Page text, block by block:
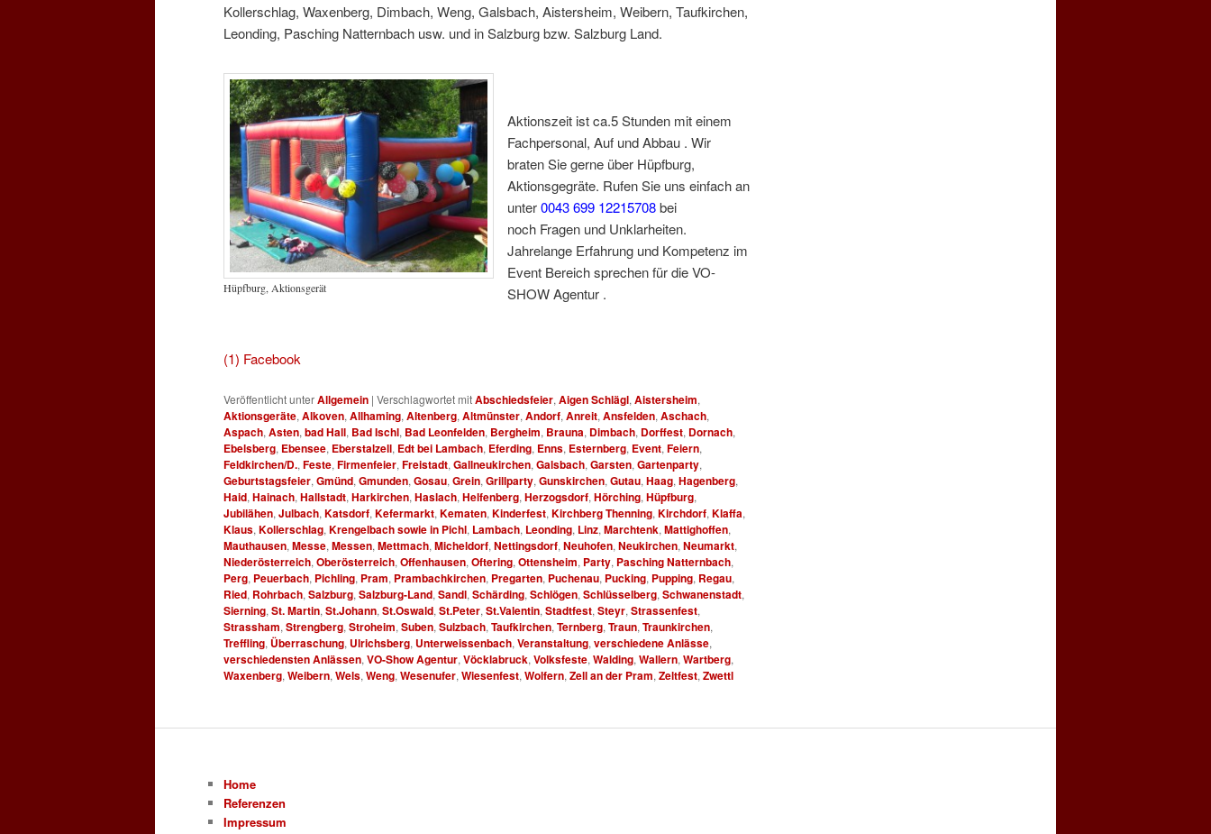
Kollerschlag, Waxenberg, Dimbach, Weng, Galsbach, Aistersheim, Weibern, Taufkirchen,
Leonding, Pasching Natternbach usw. und in Salzburg bzw. Salzburg Land.
Hüpfburg, Aktionsgerät
Aktionszeit ist ca.5 Stunden mit einem
Fachpersonal, Auf und Abbau . Wir
braten Sie gerne über Hüpfburg,
Aktionsgegräte. Rufen Sie uns einfach an
unter0043 699 12215708bei
noch Fragen und Unklarheiten.
Jahrelange Erfahrung und Kompetenz im
Event Bereich sprechen für die VO-
SHOW Agentur .
(1) Facebook
Veröffentlicht unterAllgemein | Verschlagwortet mitAbschiedsfeier, Aigen Schlägl, Aistersheim,
Aktionsgeräte, Alkoven, Allhaming, Altenberg, Altmünster, Andorf, Anreit, Ansfelden, Aschach,
Aspach, Asten, bad Hall, Bad Ischl, Bad Leonfelden, Bergheim, Brauna, Dimbach, Dorffest, Dornach,
Ebelsberg, Ebensee, Eberstalzell, Edt bei Lambach, Eferding, Enns, Esternberg, Event, Feiern,
Feldkirchen/D., Feste, Firmenfeier, Freistadt, Gallneukirchen, Galsbach, Garsten, Gartenparty,
Geburtstagsfeier, Gmünd, Gmunden, Gosau, Grein, Grillparty, Gunskirchen, Gutau, Haag, Hagenberg,
Haid, Hainach, Hallstadt, Harkirchen, Haslach, Helfenberg, Herzogsdorf, Hörching, Hüpfburg,
Jubilähen, Julbach, Katsdorf, Kefermarkt, Kematen, Kinderfest, Kirchberg Thenning, Kirchdorf, Klaffa,
Klaus, Kollerschlag, Krengelbach sowie in Pichl, Lambach, Leonding, Linz, Marchtenk, Mattighoffen,
Mauthausen, Messe, Messen, Mettmach, Micheldorf, Nettingsdorf, Neuhofen, Neukirchen, Neumarkt,
Niederösterreich, Oberösterreich, Offenhausen, Oftering, Ottensheim, Party, Pasching Natternbach,
Perg, Peuerbach, Pichling, Pram, Prambachkirchen, Pregarten, Puchenau, Pucking, Pupping, Regau,
Ried, Rohrbach, Salzburg, Salzburg-Land, Sandl, Schärding, Schlögen, Schlüsselberg, Schwanenstadt,
Sierning, St. Martin, St.Johann, St.Oswald, St.Peter, St.Valentin, Stadtfest, Steyr, Strassenfest,
Strassham, Strengberg, Stroheim, Suben, Sulzbach, Taufkirchen, Ternberg, Traun, Traunkirchen,
Treffling, Überraschung, Ulrichsberg, Unterweissenbach, Veranstaltung, verschiedene Anlässe,
verschiedensten Anlässen, VO-Show Agentur, Vöcklabruck, Volksfeste, Walding, Wallern, Wartberg,
Waxenberg, Weibern, Wels, Weng, Wesenufer, Wiesenfest, Wolfern, Zell an der Pram, Zeltfest, Zwettl
Home
Referenzen
Impressum